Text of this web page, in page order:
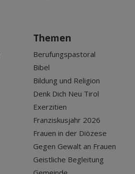
Themen
Berufungspastoral
Bibel
Bildung und Religion
Denk Dich Neu Tirol
Exerzitien
Franziskusjahr 2026
Frauen in der Diözese
Gegen Gewalt an Frauen
Geistliche Begleitung